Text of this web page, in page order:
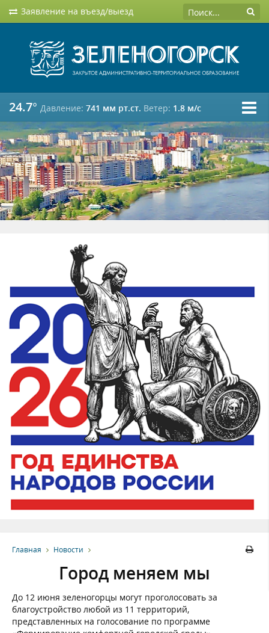
Заявление на въезд/выезд
24.7° Давление: 741 мм рт.ст. Ветер: 1.8 м/c
Главная Новости
Город меняем мы
До 12 июня зеленогорцы могут проголосовать за
благоустройство любой из 11 территорий,
представленных на голосование по программе